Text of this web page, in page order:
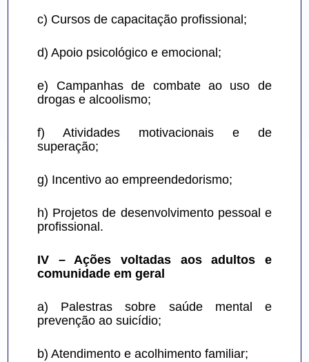
c) Cursos de capacitação profissional;
d) Apoio psicológico e emocional;
e) Campanhas de combate ao uso de
drogas e alcoolismo;
f) Atividades motivacionais e de
superação;
g) Incentivo ao empreendedorismo;
h) Projetos de desenvolvimento pessoal e
profissional.
IV – Ações voltadas aos adultos e
comunidade em geral
a) Palestras sobre saúde mental e
prevenção ao suicídio;
b) Atendimento e acolhimento familiar;